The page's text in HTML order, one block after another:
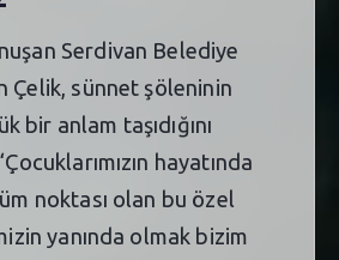
Serdivan Belediye
Çelik, sünnet şöleninin
bir anlam taşıdığını
hayatında
noktası olan bu özel
yanında olmak bizim